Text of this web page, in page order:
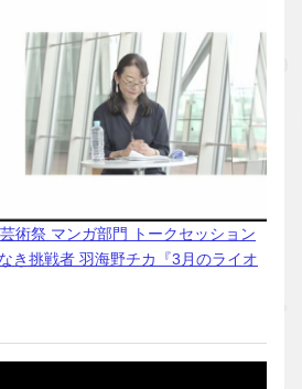
術祭 マンガ部門 トークセッション
き挑戦者 羽海野チカ『3月のライオ